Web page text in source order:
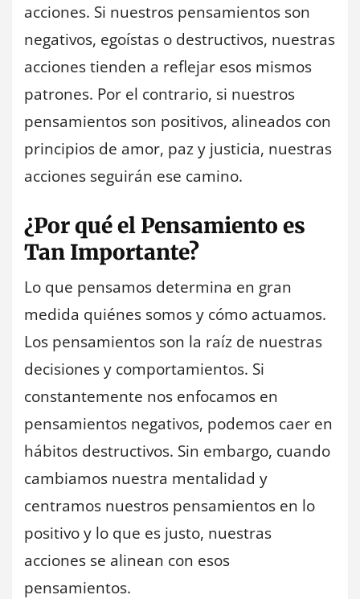
acciones. Si nuestros pensamientos son
negativos, egoístas o destructivos, nuestras
acciones tienden a reflejar esos mismos
patrones. Por el contrario, si nuestros
pensamientos son positivos, alineados con
principios de amor, paz y justicia, nuestras
acciones seguirán ese camino.
¿Por qué el Pensamiento es
Tan Importante?
Lo que pensamos determina en gran
medida quiénes somos y cómo actuamos.
Los pensamientos son la raíz de nuestras
decisiones y comportamientos. Si
constantemente nos enfocamos en
pensamientos negativos, podemos caer en
hábitos destructivos. Sin embargo, cuando
cambiamos nuestra mentalidad y
centramos nuestros pensamientos en lo
positivo y lo que es justo, nuestras
acciones se alinean con esos
pensamientos.